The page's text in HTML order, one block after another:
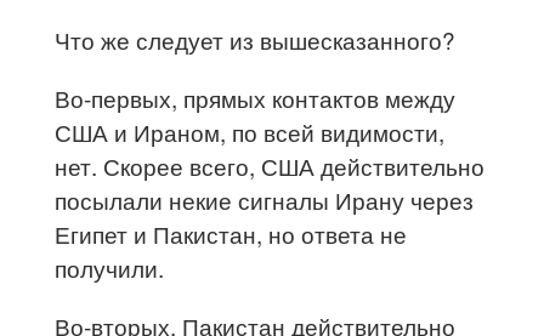
Что же следует из вышесказанного?
Во-первых, прямых контактов между
США и Ираном, по всей видимости,
нет. Скорее всего, США действительно
посылали некие сигналы Ирану через
Египет и Пакистан, но ответа не
получили.
Во-вторых, Пакистан действительно